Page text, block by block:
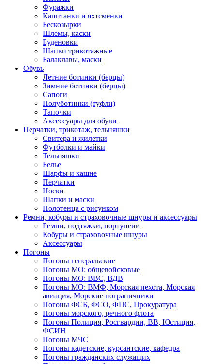
Фуражки
Капитанки и яхтсменки
Бескозырки
Шлемы, каски
Буденовки
Шапки трикотажные
Балаклавы, маски
Обувь
Летние ботинки (берцы)
Зимние ботинки (берцы)
Сапоги
Полуботинки (туфли)
Тапочки
Аксессуары для обуви
Перчатки, трикотаж, тельняшки
Свитера и жилетки
Футболки и майки
Тельняшки
Белье
Шарфы и кашне
Перчатки
Носки
Шапки и маски
Полотенца с рисунком
Ремни, кобуры и страховочные шнуры и аксессуары
Ремни, подтяжки, портупеии
Кобуры и страховочные шнуры
Аксессуары
Погоны
Погоны генеральские
Погоны МО: общевойсковые
Погоны МО: ВВС, ВДВ
Погоны МО: ВМФ, Морская пехота, Морская
авиация, Морские пограничники
Погоны ФСБ, ФСО, ФПС, Прокуратура
Погоны морского, речного флота
Погоны Полиция, Росгвардии, ВВ, Юстиция,
ФСИН
Погоны МЧС
Погоны кадетские, курсантские, кафедра
Погоны гражданских служащих